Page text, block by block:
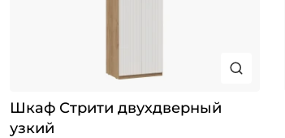
Шкаф Стрити двухдверный
узкий